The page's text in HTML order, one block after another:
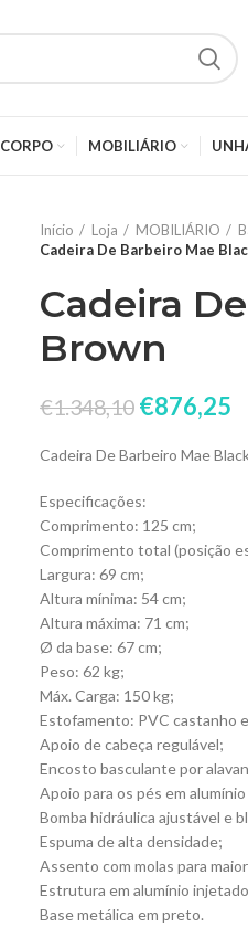
CORPO MOBILIÁRIO
Início Loja MOBILIÁRIO
Cadeira De Barbeiro Mae
Cadeira
Brown
€1.348,10 €876,25
Cadeira De Barbeiro Mae
Especificações:
Comprimento: 125 cm;
Comprimento total (posição
Largura: 69 cm;
Altura mínima: 54 cm;
Altura máxima: 71 cm;
Ø da base: 67 cm;
Peso: 62 kg;
Máx. Carga: 150 kg;
Estofamento: PVC castanho
Apoio de cabeça regulável;
Encosto basculante por
Apoio para os pés em
Bomba hidráulica ajustável e
Espuma de alta densidade;
Assento com molas para
Estrutura em alumínio
Base metálica em preto.